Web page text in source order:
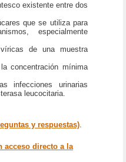
existente entre dos
que se utiliza para
especialmente
de una muestra
concentración mínima
infecciones urinarias
leucocitaria.
y respuestas).
acceso directo a la